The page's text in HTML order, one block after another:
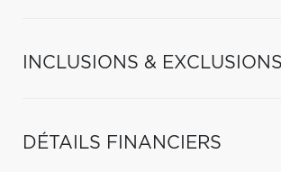
INCLUSIONS & EXCLUSIONS
DÉTAILS FINANCIERS